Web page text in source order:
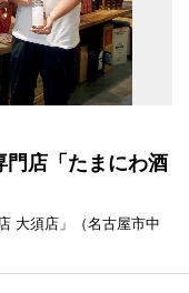
門店「たまにわ酒
大須店」（名古屋市中